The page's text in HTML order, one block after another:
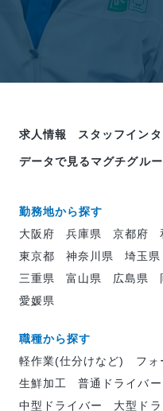
求人情報 スタッフイン
データで見るマグチグル
勤務地から探す
大阪府
兵庫県 京都府
東京都
神奈川県 埼玉県
三重県
富山県 広島県
愛媛県
職種から探す
軽作業(仕分けなど)
フォ
生鮮加工
普通ドライバー
中型ドライバー
大型ド